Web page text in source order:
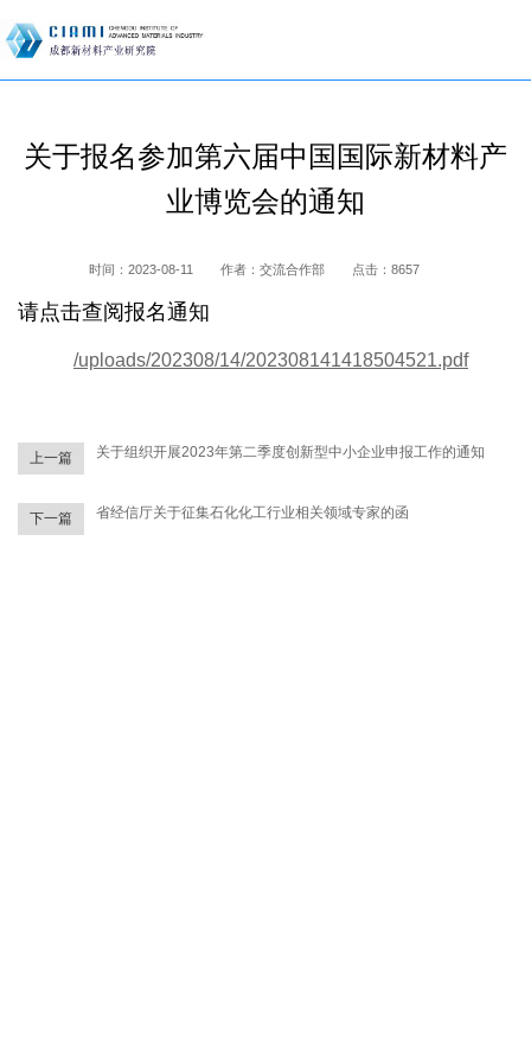
关于报名参加第六届中国国际新材料产
业博览会的通知
时间： 2023-08-11 作者： 交流合作部 点击： 8657
请点击查阅报名通知
/uploads/202308/14/202308141418504521.pdf
上一篇 关于组织开展2023年第二季度创新型中小企业申报工作的通知
下一篇 省经信厅关于征集石化化工行业相关领域专家的函